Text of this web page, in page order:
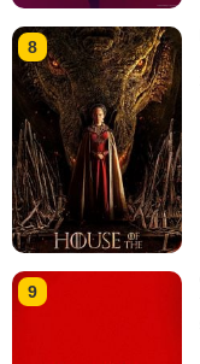
8
9